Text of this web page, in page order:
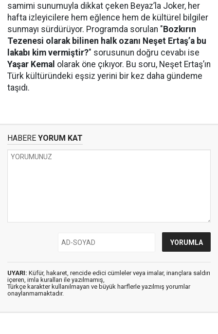
samimi sunumuyla dikkat çeken Beyaz’la Joker, her
hafta izleyicilere hem eğlence hem de kültürel bilgiler
sunmayı sürdürüyor. Programda sorulan " Bozkırın
Tezenesi olarak bilinen halk ozanı Neşet Ertaş’a bu
lakabı kim vermiştir?" sorusunun doğru cevabı ise
Yaşar Kemal olarak öne çıkıyor. Bu soru, Neşet Ertaş’ın
Türk kültüründeki eşsiz yerini bir kez daha gündeme
taşıdı.
HABERE YORUM KAT
UYARI: Küfür, hakaret, rencide edici cümleler veya imalar, inançlara saldırı
içeren, imla kuralları ile yazılmamış,
Türkçe karakter kullanılmayan ve büyük harflerle yazılmış yorumlar
onaylanmamaktadır.